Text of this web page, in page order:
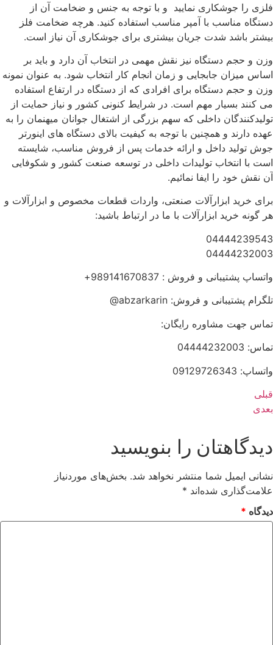
فلزی را جوشکاری نمایید و با توجه به جنس و ضخامت آن از
دستگاه مناسب با آمپر مناسب استفاده کنید. هرچه ضخامت فلز
بیشتر باشد شدت جریان بیشتری برای جوشکاری آن نیاز است.
وزن و حجم دستگاه نیز نقش مهمی در انتخاب آن دارد و باید بر
اساس میزان جابجایی و زمان انجام کار انتخاب شود. به عنوان نمونه
وزن و حجم دستگاه برای افرادی که از دستگاه در ارتفاع استفاده
می کنند بسیار مهم است. در شرایط کنونی کشور و نیاز حمایت از
تولیدکنندگان داخلی که سهم بزرگی از اشتغال جوانان میهنمان را به
عهده دارند و همچنین با توجه به کیفیت بالای دستگاه های اینورتر
جوش تولید داخل و ارائه خدمات پس از فروش مناسب، شایسته
است با انتخاب تولیدات داخلی در توسعه صنعت کشور و شکوفایی
آن نقش خود را ایفا نمائیم.
برای خرید ابزارآلات صنعتی، واردات قطعات مخصوص و ابزارآلات و
هر گونه خرید ابزارآلات با ما در ارتباط باشید:
04444239543
04444232003
واتساپ پشتیبانی و فروش : 989141670837+
تلگرام پشتیبانی و فروش: abzarkarin@
تماس جهت مشاوره رایگان:
تماس: 04444232003
واتساپ: 09129726343
قبلی
بعدی
دیدگاهتان را بنویسید
نشانی ایمیل شما منتشر نخواهد شد. بخش‌های موردنیاز
علامت‌گذاری شده‌اند *
دیدگاه *